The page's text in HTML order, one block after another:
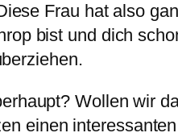
Frau hat also
bist und dich
Wollen wir
einen